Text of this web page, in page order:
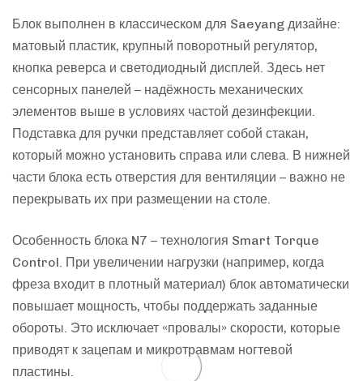
Блок выполнен в классическом для Saeyang дизайне:
матовый пластик, крупный поворотный регулятор,
кнопка реверса и светодиодный дисплей. Здесь нет
сенсорных панелей – надёжность механических
элементов выше в условиях частой дезинфекции.
Подставка для ручки представляет собой стакан,
который можно установить справа или слева. В нижней
части блока есть отверстия для вентиляции – важно не
перекрывать их при размещении на столе.
Особенность блока N7 – технология Smart Torque
Control. При увеличении нагрузки (например, когда
фреза входит в плотный материал) блок автоматически
повышает мощность, чтобы поддержать заданные
обороты. Это исключает «провалы» скорости, которые
приводят к зацепам и микротравмам ногтевой
пластины.